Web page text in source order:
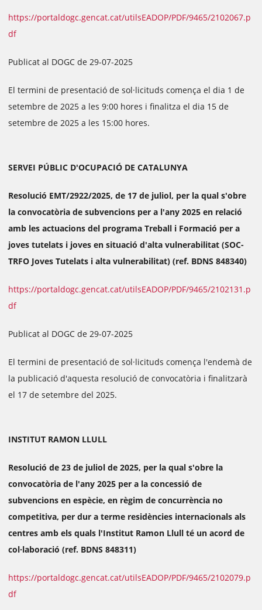
https://portaldogc.gencat.cat/utilsEADOP/PDF/9465/2102067.p
df
Publicat al DOGC de 29-07-2025
El termini de presentació de sol·licituds comença el dia 1 de
setembre de 2025 a les 9:00 hores i finalitza el dia 15 de
setembre de 2025 a les 15:00 hores.
SERVEI PÚBLIC D'OCUPACIÓ DE CATALUNYA
Resolució EMT/2922/2025, de 17 de juliol, per la qual s'obre
la convocatòria de subvencions per a l'any 2025 en relació
amb les actuacions del programa Treball i Formació per a
joves tutelats i joves en situació d'alta vulnerabilitat (SOC-
TRFO Joves Tutelats i alta vulnerabilitat) (ref. BDNS 848340)
https://portaldogc.gencat.cat/utilsEADOP/PDF/9465/2102131.p
df
Publicat al DOGC de 29-07-2025
El termini de presentació de sol·licituds comença l'endemà de
la publicació d'aquesta resolució de convocatòria i finalitzarà
el 17 de setembre del 2025.
INSTITUT RAMON LLULL
Resolució de 23 de juliol de 2025, per la qual s'obre la
convocatòria de l'any 2025 per a la concessió de
subvencions en espècie, en règim de concurrència no
competitiva, per dur a terme residències internacionals als
centres amb els quals l'Institut Ramon Llull té un acord de
col·laboració (ref. BDNS 848311)
https://portaldogc.gencat.cat/utilsEADOP/PDF/9465/2102079.p
df